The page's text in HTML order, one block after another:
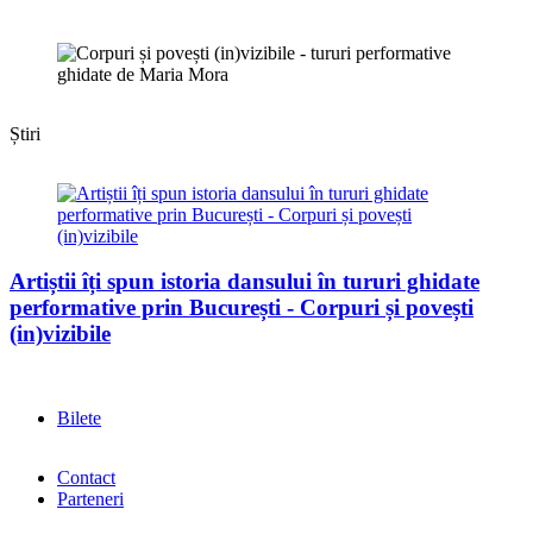
Știri
Artiștii îți spun istoria dansului în tururi ghidate
performative prin București - Corpuri și povești
(in)vizibile
Bilete
Contact
Parteneri